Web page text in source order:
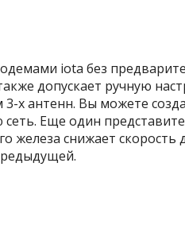
iota без
допускает ручную
3-х антенн. Вы можете
Еще один
железа снижает скорость